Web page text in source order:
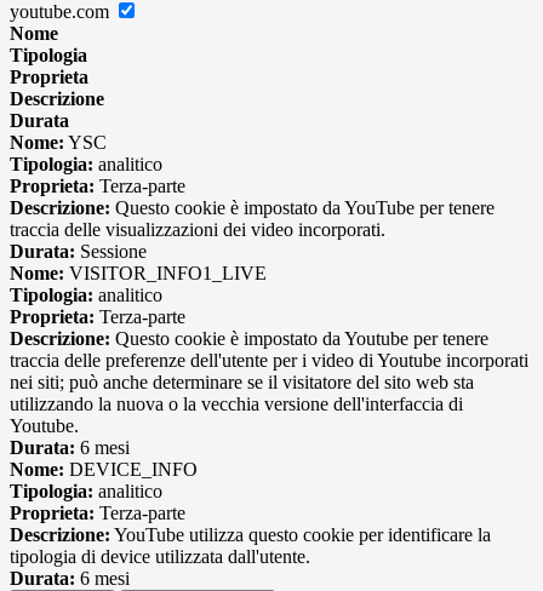
youtube.com
Nome
Tipologia
Proprieta
Descrizione
Durata
Nome: YSC
Tipologia: analitico
Proprieta: Terza-parte
Descrizione: Questo cookie è impostato da YouTube per tenere
traccia delle visualizzazioni dei video incorporati.
Durata: Sessione
Nome: VISITOR_INFO1_LIVE
Tipologia: analitico
Proprieta: Terza-parte
Descrizione: Questo cookie è impostato da Youtube per tenere
traccia delle preferenze dell'utente per i video di Youtube incorporati
nei siti; può anche determinare se il visitatore del sito web sta
utilizzando la nuova o la vecchia versione dell'interfaccia di
Youtube.
Durata: 6 mesi
Nome: DEVICE_INFO
Tipologia: analitico
Proprieta: Terza-parte
Descrizione: YouTube utilizza questo cookie per identificare la
tipologia di device utilizzata dall'utente.
Durata: 6 mesi